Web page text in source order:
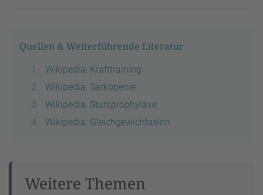
Quellen & Weiterführende Literatur
Wikipedia: Krafttraining
Wikipedia: Sarkopenie
Wikipedia: Sturzprophylaxe
Wikipedia: Gleichgewichtssinn
Weitere Themen